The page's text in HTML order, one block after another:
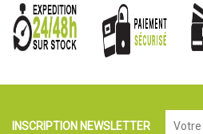
INSCRIPTION NEWSLETTER